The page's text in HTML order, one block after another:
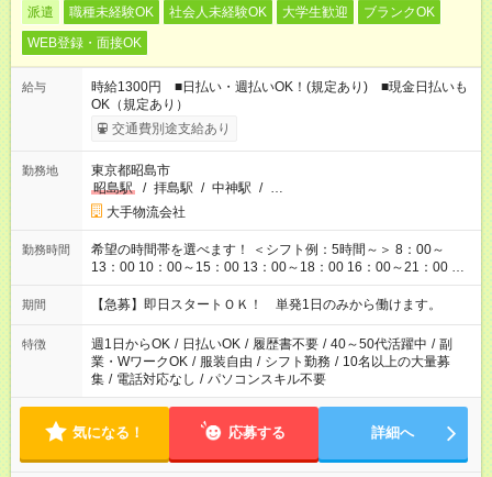
派遣 職種未経験OK 社会人未経験OK 大学生歓迎
ブランクOK
WEB登録・面接OK
給与
時給1300円 ■日払い・週払いOK！(規定あり) ■現金日払いも
OK（規定あり）
交通費別途支給あり
勤務地
東京都昭島市
昭島駅
/ 拝島駅 / 中神駅 / …
大手物流会社
勤務時間
希望の時間帯を選べます！ ＜シフト例：5時間～＞ 8：00～
13：00 10：00～15：00 13：00～18：00 16：00～21：00 ＜
シフト例：8時間～＞ ・10：00～19：00 ・13：00～22：00 ・
22：00～翌6：00 など！是非ご希望をお聞かせください！
期間 【急募】即日スタートＯＫ！ 単発1日のみから働けます。
特徴 週1日からOK / 日払いOK / 履歴書不要 / 40～50代活躍中 / 副
業・WワークOK / 服装自由 / シフト勤務 / 10名以上の大量募
集 / 電話対応なし / パソコンスキル不要
気になる！ 応募する 詳細へ